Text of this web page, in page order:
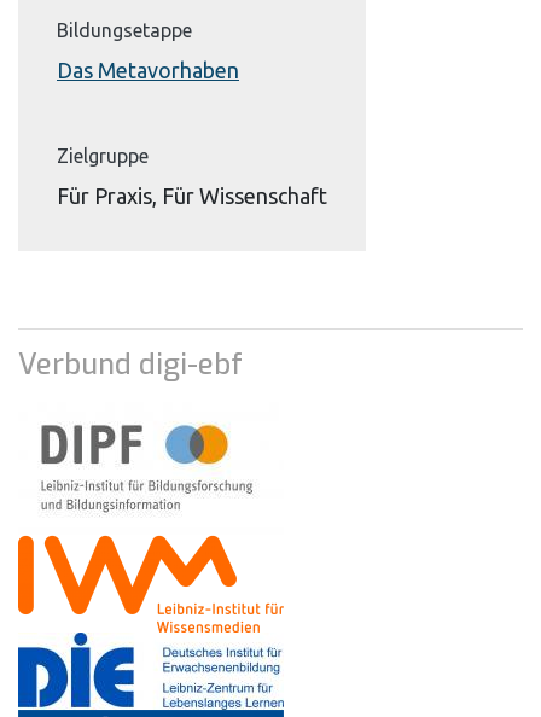
Bildungsetappe
Das Metavorhaben
Zielgruppe
Für Praxis, Für Wissenschaft
Verbund digi-ebf